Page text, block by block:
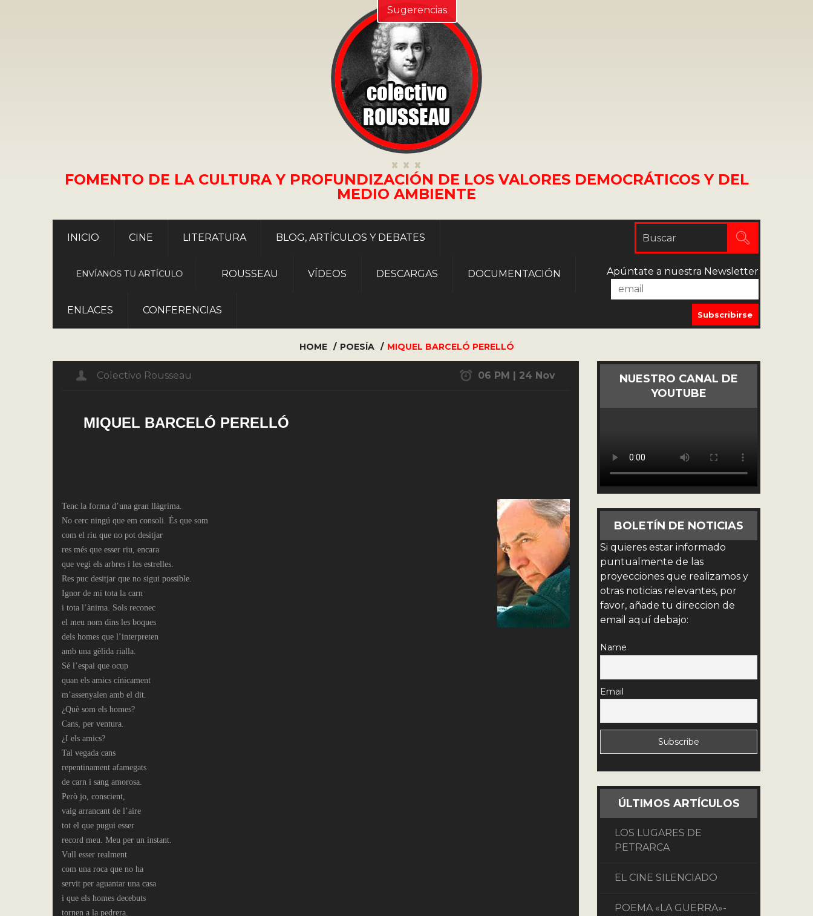
FOMENTO DE LA CULTURA Y PROFUNDIZACIÓN DE LOS VALORES DEMOCRÁTICOS Y DEL
MEDIO AMBIENTE
INICIO CINE LITERATURA BLOG, ARTÍCULOS Y DEBATES
ENVÍANOS TU ARTÍCULO ROUSSEAU VÍDEOS DESCARGAS DOCUMENTACIÓN
ENLACES CONFERENCIAS
Apúntate a nuestra Newsletter
HOME POESÍA MIQUEL BARCELÓ PERELLÓ
Colectivo Rousseau 06 PM | 24 Nov
MIQUEL BARCELÓ PERELLÓ
Tenc la forma d’una gran llàgrima.
No cerc ningú que em consoli. És que som
com el riu que no pot desitjar
res més que esser riu, encara
que vegi els arbres i les estrelles.
Res puc desitjar que no sigui possible.
Ignor de mi tota la carn
i tota l’ànima. Sols reconec
el meu nom dins les boques
dels homes que l’interpreten
amb una gèlida rialla.
Sé l’espai que ocup
quan els amics cínicament
m’assenyalen amb el dit.
¿Què som els homes?
Cans, per ventura.
¿I els amics?
Tal vegada cans
repentinament afamegats
de carn i sang amorosa.
Però jo, conscient,
vaig arrancant de l’aire
tot el que pugui esser
record meu. Meu per un instant.
Vull esser realment
com una roca que no ha
servit per aguantar una casa
i que els homes decebuts
tornen a la pedrera.
NUESTRO CANAL DE
YOUTUBE
BOLETÍN DE NOTICIAS
Si quieres estar informado
puntualmente de las
proyecciones que realizamos y
otras noticias relevantes, por
favor, añade tu direccion de
email aquí debajo:
Name
Email
ÚLTIMOS ARTÍCULOS
LOS LUGARES DE
PETRARCA
EL CINE SILENCIADO
POEMA «LA GUERRA»-
Sugerencias